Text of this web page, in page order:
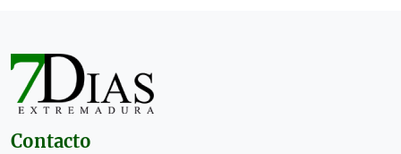
Contacto